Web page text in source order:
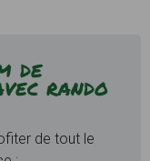
de
rando
de tout le